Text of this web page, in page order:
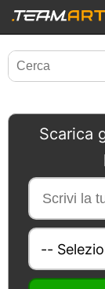
Scarica